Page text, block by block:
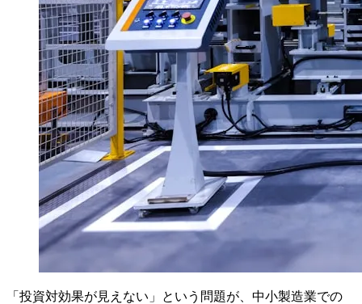
「投資対効果が見えない」という問題が、中小製造業での